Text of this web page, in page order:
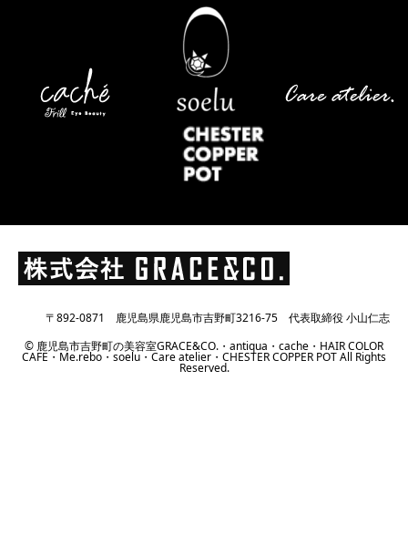
〒892-0871 鹿児島県鹿児島市吉野町3216-75 代表取締役 小山仁志
© 鹿児島市吉野町の美容室GRACE&CO.・antiqua・cache・HAIR COLOR
CAFE・Me.rebo・soelu・Care atelier・CHESTER COPPER POT All Rights
Reserved.